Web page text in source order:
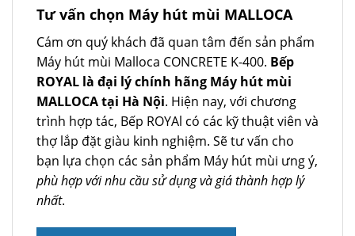
Tư vấn chọn Máy hút mùi MALLOCA
Cám ơn quý khách đã quan tâm đến sản phẩm
Máy hút mùi Malloca CONCRETE K-400. Bếp
ROYAL là đại lý chính hãng Máy hút mùi
MALLOCA tại Hà Nội. Hiện nay, với chương
trình hợp tác, Bếp ROYAl có các kỹ thuật viên và
thợ lắp đặt giàu kinh nghiệm. Sẽ tư vấn cho
bạn lựa chọn các sản phẩm Máy hút mùi ưng ý,
phù hợp với nhu cầu sử dụng và giá thành hợp lý
nhất.